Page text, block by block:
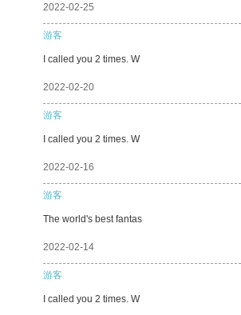
2022-02-25
游客
I called you 2 times. W
2022-02-20
游客
I called you 2 times. W
2022-02-16
游客
The world's best fantas
2022-02-14
游客
I called you 2 times. W